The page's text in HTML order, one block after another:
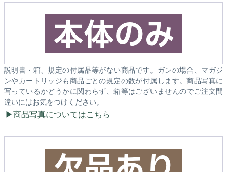
説明書・箱、規定の付属品等がない商品です。ガンの場合、マガジ
ンやカートリッジも商品ごとの規定の数が付属します。商品写真に
写っているかどうかに関わらず、箱等はございませんのでご注文間
違いにはお気をつけください。
商品写真についてはこちら